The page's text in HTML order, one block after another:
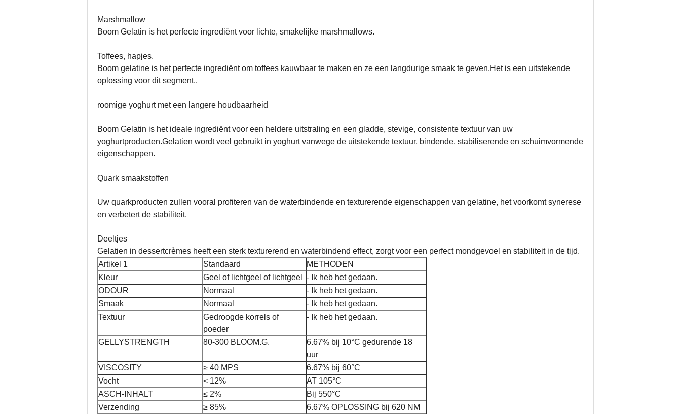
Marshmallow
Boom Gelatin is het perfecte ingrediënt voor lichte, smakelijke marshmallows.
Toffees, hapjes.
Boom gelatine is het perfecte ingrediënt om toffees kauwbaar te maken en ze een langdurige smaak te geven.Het is een uitstekende
oplossing voor dit segment..
roomige yoghurt met een langere houdbaarheid
Boom Gelatin is het ideale ingrediënt voor een heldere uitstraling en een gladde, stevige, consistente textuur van uw
yoghurtproducten.Gelatien wordt veel gebruikt in yoghurt vanwege de uitstekende textuur, bindende, stabiliserende en schuimvormende
eigenschappen.
Quark smaakstoffen
Uw quarkproducten zullen vooral profiteren van de waterbindende en texturerende eigenschappen van gelatine, het voorkomt synerese
en verbetert de stabiliteit.
Deeltjes
Gelatien in dessertcrèmes heeft een sterk texturerend en waterbindend effect, zorgt voor een perfect mondgevoel en stabiliteit in de tijd.
Artikel 1
Standaard
METHODEN
Kleur
Geel of lichtgeel of lichtgeel
- Ik heb het gedaan.
ODOUR
Normaal
- Ik heb het gedaan.
Smaak
Normaal
- Ik heb het gedaan.
Textuur
Gedroogde korrels of
poeder
- Ik heb het gedaan.
GELLYSTRENGTH 80-300 BLOOM.G.
6.67% bij 10°C gedurende 18
uur
VISCOSITY
≥ 40 MPS
6.67% bij 60°C
Vocht
< 12%
AT 105°C
ASCH-INHALT
≤ 2%
Bij 550°C
Verzending
≥ 85%
6.67% OPLOSSING bij 620 NM